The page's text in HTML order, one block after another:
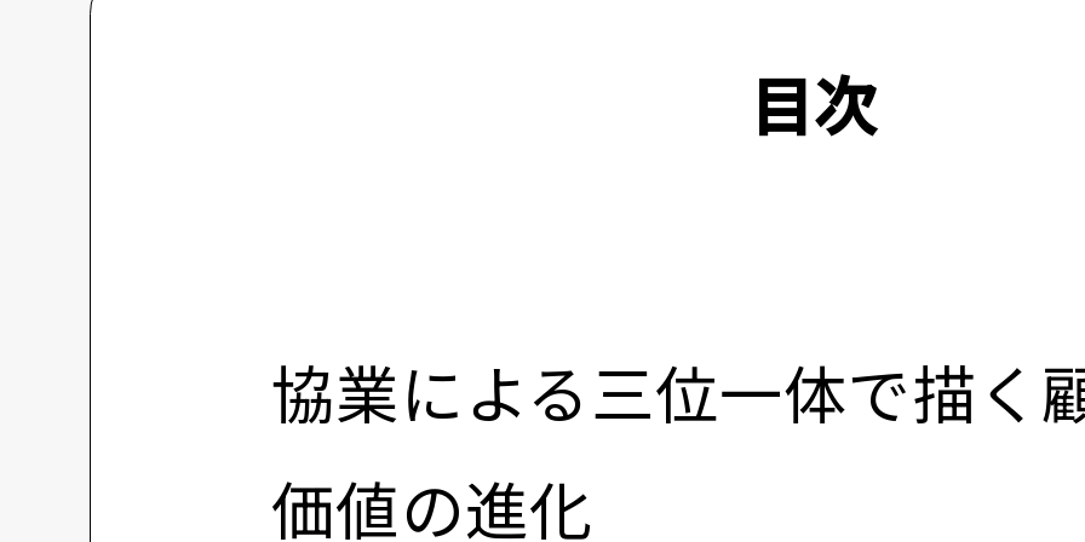
目次
協業による三位一体で描く
価値の進化